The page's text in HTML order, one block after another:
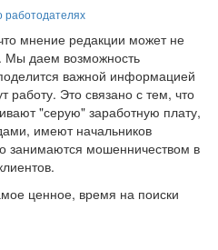
работодателях
мнение редакции может не
Мы даем возможность
важной информацией
работу. Это связано с тем, что
"серую" заработную плату,
имеют начальников
занимаются мошенничеством в
ценное, время на поиски